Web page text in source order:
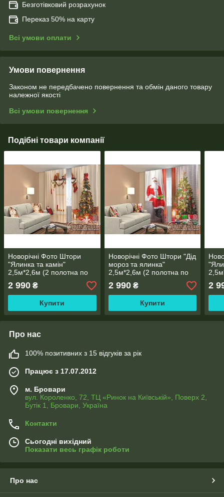
Безготівковий розрахунок
Переказ 50% на карту
Всі умови оплати
Умови повернення
Законом не передбачено повернення та обмін даного товару
належної якості
Всі умови повернення
Подібні товари компанії
Новорічні Фото Штори
"Ялинка та камін"
2,5м*2,6м (2 полотна по
2 990 ₴
Купити
Новорічні Фото Штори "Дід
мороз та ялинка"
2,5м*2,6м (2 полотна по
2 990₴
Купити
2
Про нас
100% позитивних з 15 відгуків за рік
Працює з 17.07.2012
м. Бровари
вул. Короленко, 72, ТЦ «Ринок на Київській», Поверх 2,
Бутік 1, Бровари, Україна
Контакти
Сьогодні вихідний
Показати весь графік роботи
Про нас